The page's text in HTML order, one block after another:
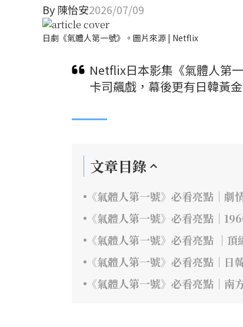
By陳怡安2026/07/09
日劇《氣體人第一號》。圖片來源 | Netflix
Netflix日本影集《氣體人第
卡司飆戲，幕後更有日韓黃
文章目錄
《氣體人第一號》必看亮點｜劇
《氣體人第一號》必看亮點｜
《氣體人第一號》必看亮點 ｜
《氣體人第一號》必看亮點｜
《氣體人第一號》必看亮點｜